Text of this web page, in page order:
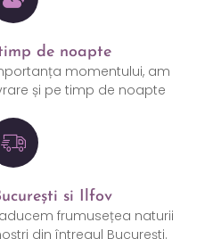
de noapte
momentului, am
și pe timp de noapte
si Ilfov
frumusețea naturii
din întregul București.